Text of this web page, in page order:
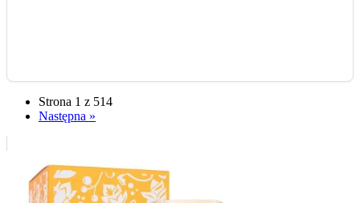
Strona 1 z 514
Następna »